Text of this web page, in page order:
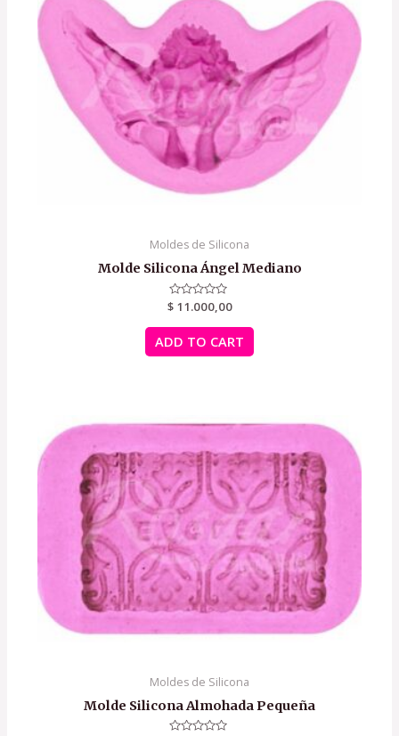
Moldes de Silicona
Molde Silicona Ángel Mediano
Rated
out
of
5
$11.000,00
ADD TO CART
Moldes de Silicona
Molde Silicona Almohada Pequeña